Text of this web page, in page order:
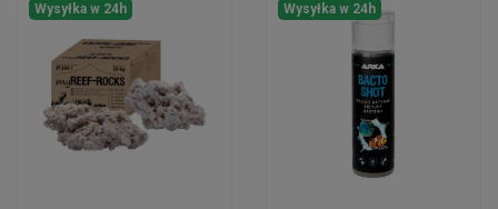
Wysyłka w 24h Wysyłka w 24h